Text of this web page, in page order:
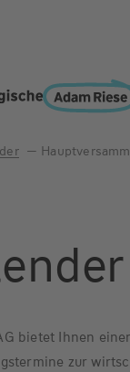
bietet Ihnen
zur